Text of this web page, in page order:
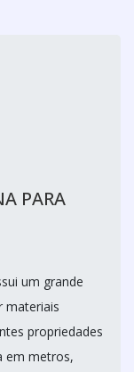
PARA
um grande
materiais
propriedades
em metros,